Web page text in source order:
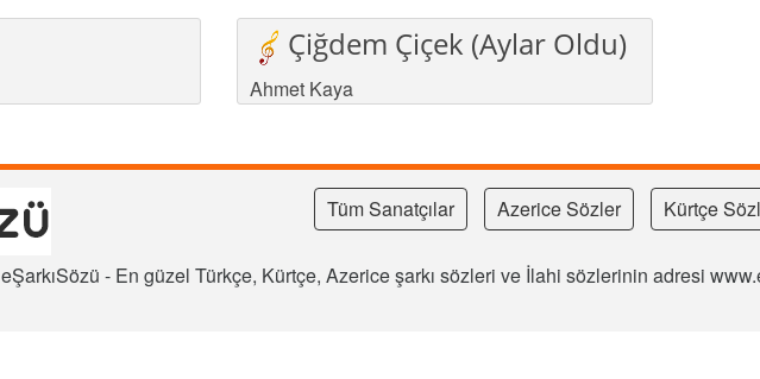
Çiğdem Çiçek (Aylar Oldu)
Ahmet Kaya
Tüm Sanatçılar Azerice Sözler Kürtçe
eŞarkıSözü - En güzel Türkçe, Kürtçe, Azerice şarkı sözleri ve İlahi sözlerinin adresi